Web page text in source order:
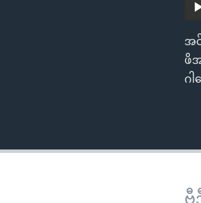
အ
ဖိ
ဂ
ဗွီ